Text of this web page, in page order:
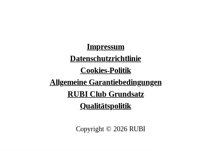
Impressum
Datenschutzrichtlinie
Cookies-Politik
Allgemeine Garantiebedingungen
RUBI Club Grundsatz
Qualitätspolitik
Copyright © 2026 RUBI